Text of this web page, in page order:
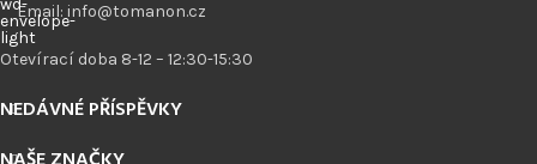
Email: info@tomanon.cz
Otevírací doba 8-12 – 12:30-15:30
NEDÁVNÉ PŘÍSPĚVKY